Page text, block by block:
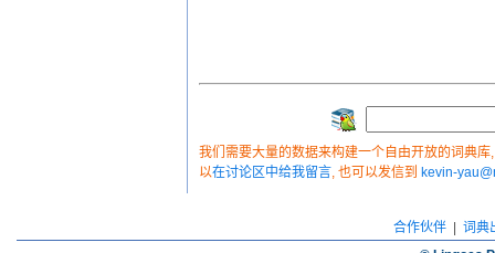
我们需要大量的数据来构建一个自由开放的词典
以在讨论区中给我留言, 也可以发信到 kevin-
合作伙伴| 词典